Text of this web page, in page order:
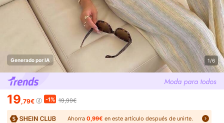
Generado por IA 1/6
19,79€ -1% 19,99€
Ahorra0,99€ en este artículo después de unirte.